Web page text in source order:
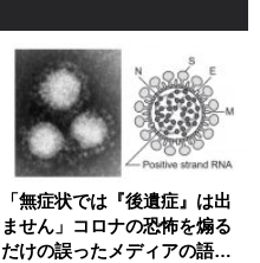
「無症状では『後遺症』は出
ません」コロナの恐怖を煽る
だけの誤ったメディアの語法